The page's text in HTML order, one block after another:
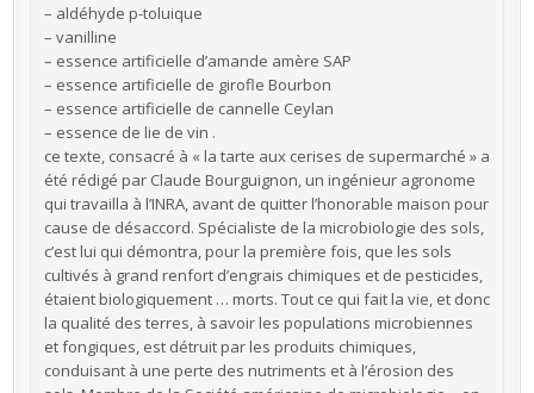
– aldéhyde p-toluique
– vanilline
– essence artificielle d’amande amère SAP
– essence artificielle de girofle Bourbon
– essence artificielle de cannelle Ceylan
– essence de lie de vin .
ce texte, consacré à « la tarte aux cerises de supermarché » a
été rédigé par Claude Bourguignon, un ingénieur agronome
qui travailla à l’INRA, avant de quitter l’honorable maison pour
cause de désaccord. Spécialiste de la microbiologie des sols,
c’est lui qui démontra, pour la première fois, que les sols
cultivés à grand renfort d’engrais chimiques et de pesticides,
étaient biologiquement … morts. Tout ce qui fait la vie, et donc
la qualité des terres, à savoir les populations microbiennes
et fongiques, est détruit par les produits chimiques,
conduisant à une perte des nutriments et à l’érosion des